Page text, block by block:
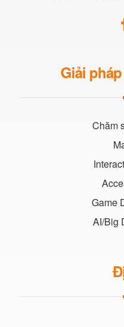
Giải
Chăm
Game
AI/Big